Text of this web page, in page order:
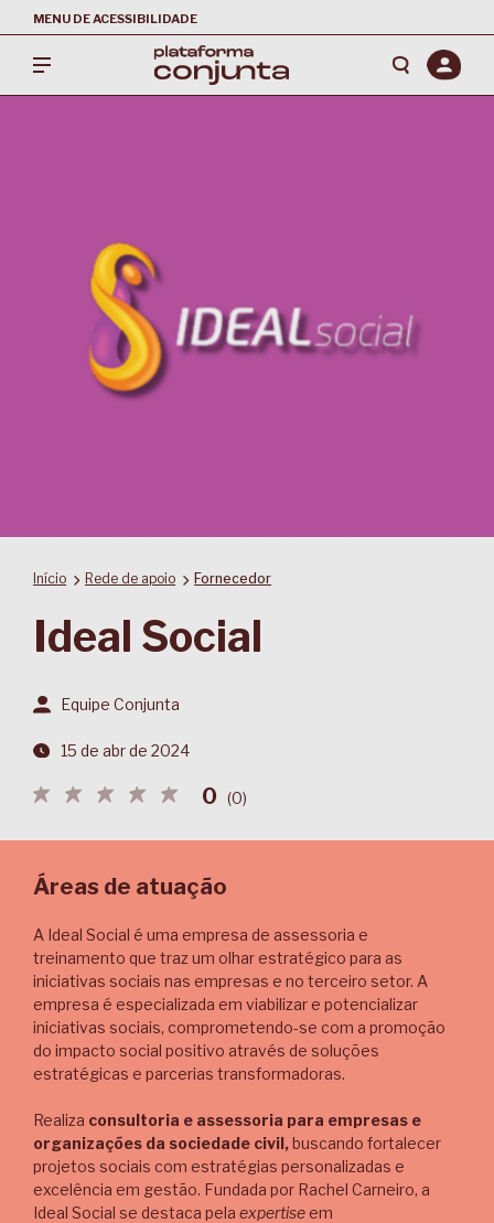
MENU DE ACESSIBILIDADE
Início Rede de apoio Fornecedor
Ideal Social
Equipe Conjunta
15 de abr de 2024
0 (0)
Áreas de atuação
A Ideal Social é uma empresa de assessoria e
treinamento que traz um olhar estratégico para as
iniciativas sociais nas empresas e no terceiro setor. A
empresa é especializada em viabilizar e potencializar
iniciativas sociais, comprometendo-se com a promoção
do impacto social positivo através de soluções
estratégicas e parcerias transformadoras.
Realiza consultoria e assessoria para empresas e
organizações da sociedade civil,buscando fortalecer
projetos sociais com estratégias personalizadas e
excelência em gestão. Fundada por Rachel Carneiro, a
Ideal Social se destaca pela expertiseem